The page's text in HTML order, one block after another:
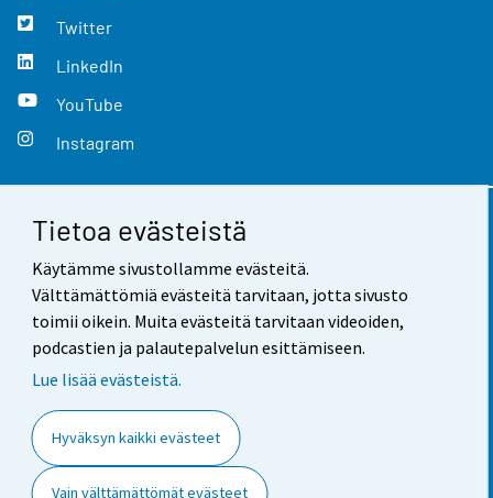
Tietoa evästeistä
Käytämme sivustollamme evästeitä.
Välttämättömiä evästeitä tarvitaan, jotta sivusto
toimii oikein. Muita evästeitä tarvitaan videoiden,
podcastien ja palautepalvelun esittämiseen.
Lue lisää evästeistä.
Hyväksyn kaikki evästeet
Vain välttämättömät evästeet
Twitter
LinkedIn
YouTube
Instagram
Yhteystiedot
Palaute
Käyttöehdot
Saavutettavuus
Tietoa sivustosta